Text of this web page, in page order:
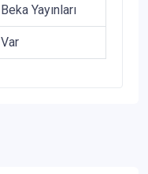
Beka Yayınları
Var